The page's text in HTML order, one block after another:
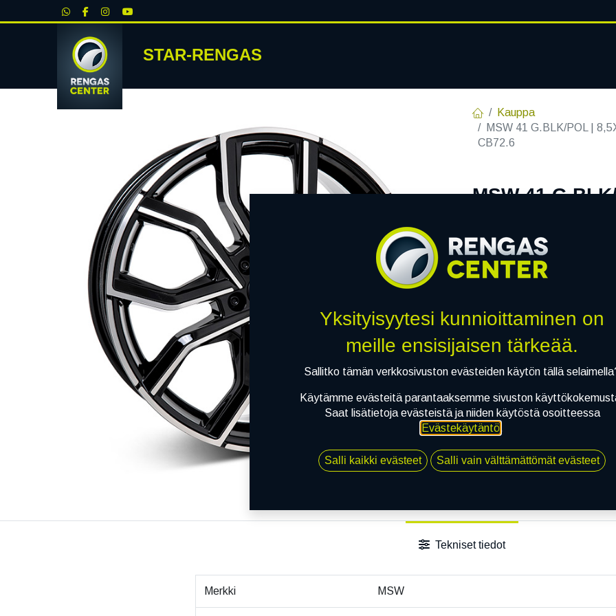
STAR-RENGAS
Kauppa
MSW 41 G.BLK/POL |
CB72.6
MSW 41
EAN:8027529168341
Tällä tuotteella ei ole
Jaa
Toimitusehdot
Tekniset tiedot
Merkki MSW
Yksityisyytesi kunnioittaminen on
meille ensisijaisen tärkeää.
Sallitko tämän verkkosivuston evästeiden käytön tällä
Käytämme evästeitä parantaaksemme sivuston
Saat lisätietoja evästeistä ja niiden käytöstä osoitteessa
Evästekäytäntö.
Salli kaikki evästeet Salli vain välttämättömät evästeet